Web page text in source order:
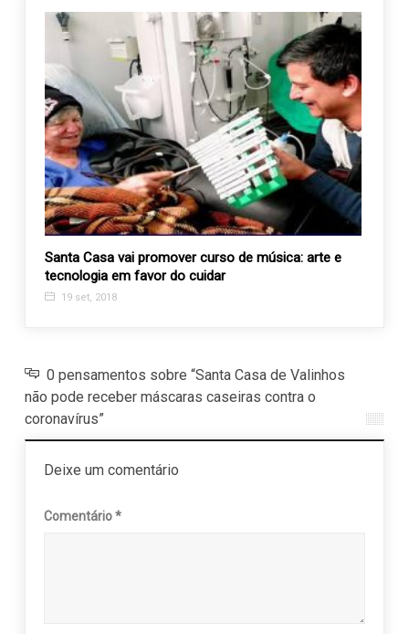
Santa Casa vai promover curso de música: arte e
tecnologia em favor do cuidar
19 set, 2018
0 pensamentos sobre “Santa Casa de Valinhos
não pode receber máscaras caseiras contra o
coronavírus”
Deixe um comentário
Comentário*